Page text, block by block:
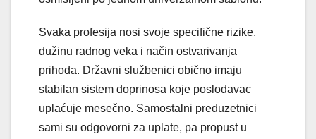
Svaka profesija nosi svoje specifične rizike,
dužinu radnog veka i način ostvarivanja
prihoda. Državni službenici obično imaju
stabilan sistem doprinosa koje poslodavac
uplaćuje mesečno. Samostalni preduzetnici
sami su odgovorni za uplate, pa propust u